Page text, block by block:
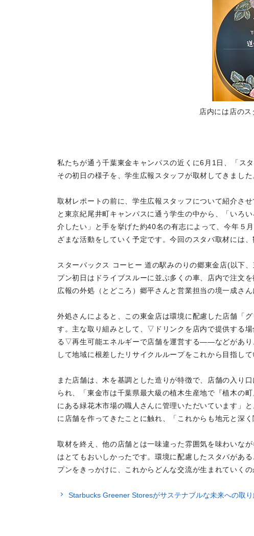
店内には店の
私たちが通う千葉東金キャンパスの近くに6月1日、「ス
その初日の様子を、学生広報スタッフが取材してきました
取材レポートの前に、学生広報スタッフについて紹介さ
と東京紀尾井町キャンパスに通う学生の中から、「いろ
介したい」と手を挙げた約40名の有志によって、今年５
ざまな活動をしていく予定です。今回のスタバ取材には
スターバックス コーヒー 道の駅みのりの郷東金店(以下
プン初日はドライブスルーに並ぶ多くの車、店内で注文
広報の外処（とどころ）郷平さんと営業担当の境一成さ
外処さんによると、この東金店は環境に配慮した店舗「
す。主な取り組みとして、▽ドリンクを店内で提供する
る▽再生可能エネルギーで店舗を運営する――などがあり
して地域に根差したリサイクルループをこれから目指して
また店舗は、木を基調とした造りが特徴で、店舗の入り
られ、「東金市は千葉県最大級の植木生産地で『植木の
にある緑花木市場の職人さんに管理いただいています」
に店舗を作ってきたことに触れ、「これからも地元と深
取材を終え、他の店舗とは一味違った雰囲気を味わいな
はとてもおいしかったです。環境に配慮したスタバがあ
プンをきっかけに、これからどんな交流が生まれていくの
Starbucks Greener Storesがサステナブルな未来への取